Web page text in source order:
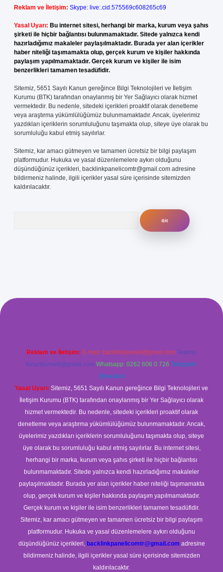
Reklam ve İletişim: Skype: live:.cid.575569c608265c69
Yasal Uyarı: Bu internet sitesi, herhangi bir marka, kurum veya şahıs
şirketi ile hiçbir bağlantısı bulunmamaktadır. Sitede yalnızca kendi
hazırladığımız makaleler paylaşılmaktadır. Burada yer alan içerikler
haber niteliği taşımamakta olup, gerçek kurum ve kişiler hakkında
paylaşım yapılmamaktadır. Gerçek kurum ve kişiler ile isim
benzerlikleri tamamen tesadüfidir.
Sitemiz, 5651 Sayılı Kanun gereğince Bilgi Teknolojileri ve İletişim
Kurumu (BTK) tarafından onaylanmış bir Yer Sağlayıcı olarak hizmet
vermektedir. Bu nedenle, sitedeki içerikleri proaktif olarak denetleme
veya araştırma yükümlülüğümüz bulunmamaktadır. Ancak, üyelerimiz
yazdıkları içeriklerin sorumluluğunu taşımakta olup, siteye üye olarak bu
sorumluluğu kabul etmiş sayılırlar.
Sitemiz, kar amacı gütmeyen ve tamamen ücretsiz bir bilgi paylaşım
platformudur. Hukuka ve yasal düzenlemelere aykırı olduğunu
düşündüğünüz içerikleri, backlinkpanelicomtr@gmail.com adresine
bildirmeniz halinde, ilgili içerikler yasal süre içerisinde sitemizden
kaldırılacaktır.
Reklam ve İletişim: E-mail: backlinkpaneli@gmail.com Teams:
forumhizmeti@gmail.com Whatsapp: 0262 606 0 726 Telegram:
@karabul
Yasal Uyarı: Sitemiz, 5651 Sayılı Kanun gereğince Bilgi Teknolojileri ve
İletişim Kurumu (BTK) tarafından onaylanmış bir Yer Sağlayıcı olarak
hizmet vermektedir. Bu nedenle, sitedeki içerikleri proaktif olarak
denetleme veya araştırma yükümlülüğümüz bulunmamaktadır. Ancak,
üyelerimiz yazdıkları içeriklerin sorumluluğunu taşımakta olup, siteye
üye olarak bu sorumluluğu kabul etmiş sayılırlar. Bu internet sitesi,
herhangi bir marka, kurum veya şahıs şirketi ile hiçbir bağlantısı
bulunmamaktadır. Sitede yalnızca kendi hazırladığımız makaleler
paylaşılmaktadır. Burada yer alan içerikler haber niteliği taşımamakta
olup, gerçek kurum ve kişiler hakkında paylaşım yapılmamaktadır.
Gerçek kurum ve kişiler ile isim benzerlikleri tamamen tesadüfidir.
Sitemiz, kar amacı gütmeyen ve tamamen ücretsiz bir bilgi paylaşım
platformudur. Hukuka ve yasal düzenlemelere aykırı olduğunu
düşündüğünüz içerikleri, backlinkpanelicomtr@gmail.com adresine
bildirmeniz halinde, ilgili içerikler yasal süre içerisinde sitemizden
kaldırılacaktır.